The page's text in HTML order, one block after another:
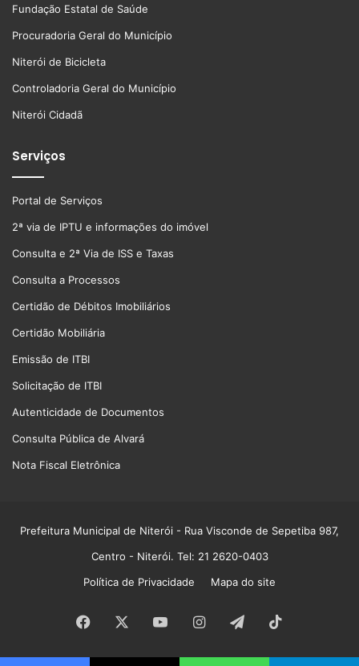
Fundação Estatal de Saúde
Procuradoria Geral do Município
Niterói de Bicicleta
Controladoria Geral do Município
Niterói Cidadã
Serviços
Portal de Serviços
2ª via de IPTU e informações do imóvel
Consulta e 2ª Via de ISS e Taxas
Consulta a Processos
Certidão de Débitos Imobiliários
Certidão Mobiliária
Emissão de ITBI
Solicitação de ITBI
Autenticidade de Documentos
Consulta Pública de Alvará
Nota Fiscal Eletrônica
Prefeitura Municipal de Niterói - Rua Visconde de Sepetiba 987,
Centro - Niterói. Tel: 21 2620-0403
Política de Privacidade
Mapa do site
Facebook YouTubeInstagram
Telegram